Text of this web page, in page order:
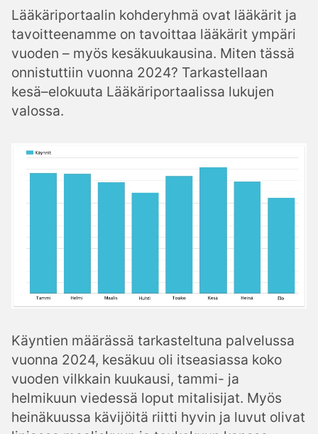
Lääkäriportaalin kohderyhmä ovat lääkärit ja
tavoitteenamme on tavoittaa lääkärit ympäri
vuoden – myös kesäkuukausina. Miten tässä
onnistuttiin vuonna 2024? Tarkastellaan
kesä–elokuuta Lääkäriportaalissa lukujen
valossa.
Käyntien määrässä tarkasteltuna palvelussa
vuonna 2024, kesäkuu oli itseasiassa koko
vuoden vilkkain kuukausi, tammi- ja
helmikuun viedessä loput mitalisijat. Myös
heinäkuussa kävijöitä riitti hyvin ja luvut olivat